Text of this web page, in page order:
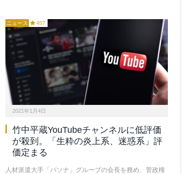
ニュース 457
2021年1月4日
竹中平蔵YouTubeチャンネルに低評価
が殺到。「生粋の炎上系、迷惑系」評
価定まる
人材派遣大手「パソナ」グループの会長を務め、菅政権